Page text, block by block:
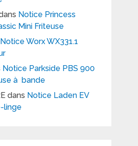
Notice Princess
Mini Friteuse
Notice Worx WX331.1
Notice Parkside PBS 900
à bande
dans Notice Laden EV
linge